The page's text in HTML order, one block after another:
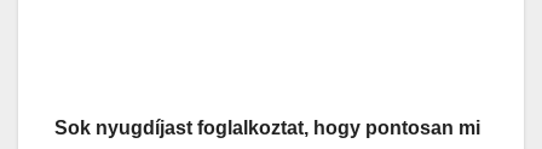
Sok nyugdíjast foglalkoztat, hogy pontosan mi